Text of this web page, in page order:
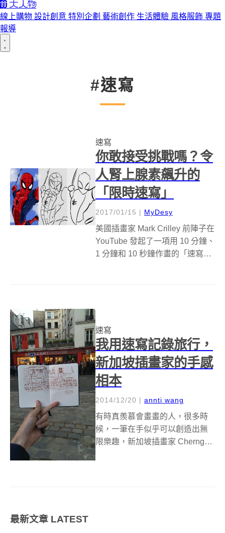
線上購物 設計創意 特別企劃 藝術創作 生活體驗 風格服飾 專題
報導
#速寫
速寫
你敢接受挑戰嗎？令
人腎上腺素飆升的
「限時速寫」
2017/01/15 | MyDesy
美國插畫家 Mark Crilley 前陣子在
YouTube 發起了一項用 10 分鐘、
1 分鐘和 10 秒鐘作畫的「速寫挑
速寫
我用速寫記錄旅行，
新加坡插畫家的手感
相本
2014/12/20 | annti wang
有時真羨慕會畫畫的人，很多時
候，一筆在手似乎可以創造出無
限樂趣，新加坡插畫家 Cherngzhi
Lian(連承志) 就善用自己的繪畫技
最新文章 LATEST